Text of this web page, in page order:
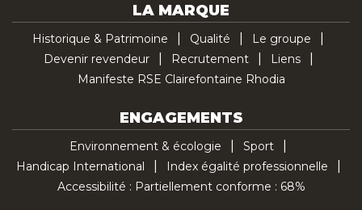
LA MARQUE
Historique & Patrimoine Qualité
Le groupe
Devenir revendeur
Recrutement
Liens
Manifeste RSE Clairefontaine Rhodia
ENGAGEMENTS
Environnement & écologie
Sport
Handicap International
Index égalité professionnelle
Accessibilité : Partiellement conforme : 68%